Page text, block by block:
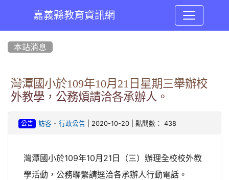
嘉義縣教育資訊網
本站消息
灣潭國小於109年10月21日星期三舉辦校
外教學，公務煩請洽各承辦人。
公告 訪客- 行政公告 | 2020-10-20 | 點閱數： 438
灣潭國小於109年10月21日（三）辦理全校校外教
學活動，公務聯繫請逕洽各承辦人行動電話。